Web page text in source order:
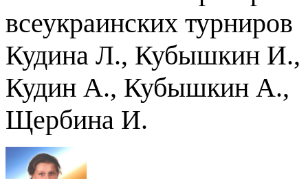
всеукраинских турниров
Кудина Л., Кубышкин И.,
Кудин А., Кубышкин А.,
Щербина И.